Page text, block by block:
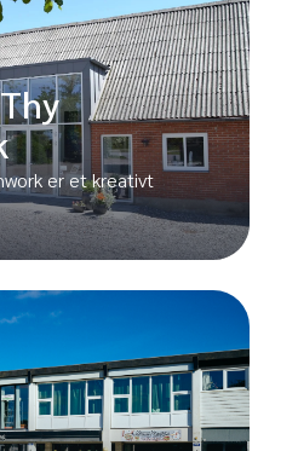
er et kreativt